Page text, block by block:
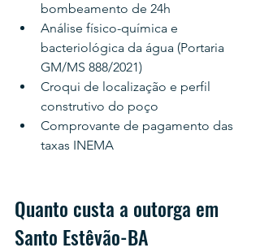
bombeamento de 24h
Análise físico-química e
bacteriológica da água (Portaria
GM/MS 888/2021)
Croqui de localização e perfil
construtivo do poço
Comprovante de pagamento das
taxas INEMA
Quanto custa a outorga em
Santo Estêvão-BA